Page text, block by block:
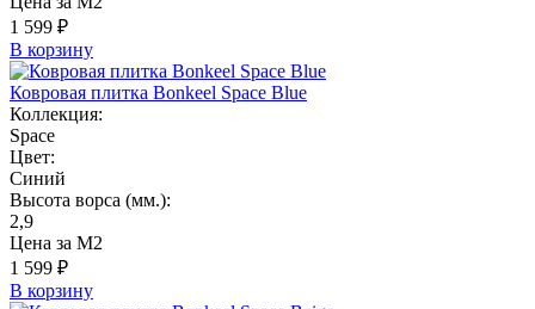
1 599 ₽
В корзину
Ковровая плитка Bonkeel Space Blue
Коллекция:
Space
Цвет:
Синий
Высота ворса (мм.):
2,9
Цена за М2
1 599 ₽
В корзину